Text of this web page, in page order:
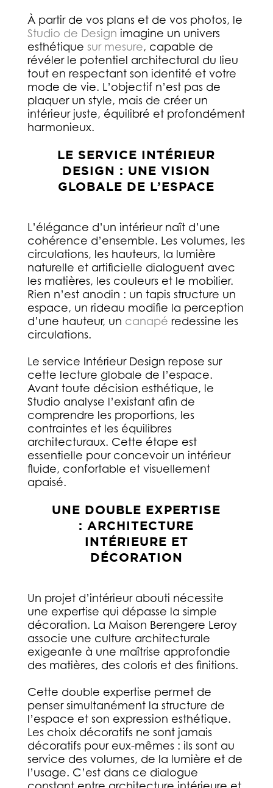
À partir de vos plans et de vos photos, le
Studio de Design imagine un univers
esthétique sur mesure, capable de
révéler le potentiel architectural du lieu
tout en respectant son identité et votre
mode de vie. L’objectif n’est pas de
plaquer un style, mais de créer un
intérieur juste, équilibré et profondément
harmonieux.
LE SERVICE INTÉRIEUR
DESIGN : UNE VISION
GLOBALE DE L’ESPACE
L’élégance d’un intérieur naît d’une
cohérence d’ensemble. Les volumes, les
circulations, les hauteurs, la lumière
naturelle et artificielle dialoguent avec
les matières, les couleurs et le mobilier.
Rien n’est anodin : un tapis structure un
espace, un rideau modifie la perception
d’une hauteur, un canapé redessine les
circulations.
Le service Intérieur Design repose sur
cette lecture globale de l’espace.
Avant toute décision esthétique, le
Studio analyse l’existant afin de
comprendre les proportions, les
contraintes et les équilibres
architecturaux. Cette étape est
essentielle pour concevoir un intérieur
fluide, confortable et visuellement
apaisé.
UNE DOUBLE EXPERTISE
: ARCHITECTURE
INTÉRIEURE ET
DÉCORATION
Un projet d’intérieur abouti nécessite
une expertise qui dépasse la simple
décoration. La Maison Berengere Leroy
associe une culture architecturale
exigeante à une maîtrise approfondie
des matières, des coloris et des finitions.
Cette double expertise permet de
penser simultanément la structure de
l’espace et son expression esthétique.
Les choix décoratifs ne sont jamais
décoratifs pour eux-mêmes : ils sont au
service des volumes, de la lumière et de
l’usage. C’est dans ce dialogue